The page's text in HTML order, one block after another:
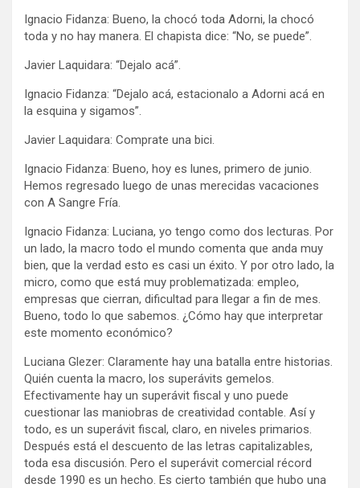
Ignacio Fidanza: Bueno, la chocó toda Adorni, la chocó
toda y no hay manera. El chapista dice: “No, se puede”.
Javier Laquidara: “Dejalo acá”.
Ignacio Fidanza: “Dejalo acá, estacionalo a Adorni acá en
la esquina y sigamos”.
Javier Laquidara: Comprate una bici.
Ignacio Fidanza: Bueno, hoy es lunes, primero de junio.
Hemos regresado luego de unas merecidas vacaciones
con A Sangre Fría.
Ignacio Fidanza: Luciana, yo tengo como dos lecturas. Por
un lado, la macro todo el mundo comenta que anda muy
bien, que la verdad esto es casi un éxito. Y por otro lado, la
micro, como que está muy problematizada: empleo,
empresas que cierran, dificultad para llegar a fin de mes.
Bueno, todo lo que sabemos. ¿Cómo hay que interpretar
este momento económico?
Luciana Glezer: Claramente hay una batalla entre historias.
Quién cuenta la macro, los superávits gemelos.
Efectivamente hay un superávit fiscal y uno puede
cuestionar las maniobras de creatividad contable. Así y
todo, es un superávit fiscal, claro, en niveles primarios.
Después está el descuento de las letras capitalizables,
toda esa discusión. Pero el superávit comercial récord
desde 1990 es un hecho. Es cierto también que hubo una